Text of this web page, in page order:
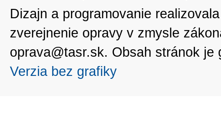
Dizajn a programovanie
zverejnenie opravy v zmysle
oprava@tasr.sk. Obsah stránok
Verzia bez grafiky